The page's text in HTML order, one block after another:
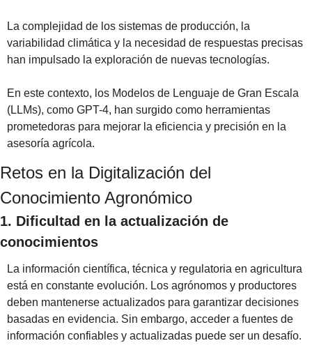
La complejidad de los sistemas de producción, la
variabilidad climática y la necesidad de respuestas precisas
han impulsado la exploración de nuevas tecnologías.
En este contexto, los Modelos de Lenguaje de Gran Escala
(LLMs), como GPT-4, han surgido como herramientas
prometedoras para mejorar la eficiencia y precisión en la
asesoría agrícola.
Retos en la Digitalización del
Conocimiento Agronómico
1. Dificultad en la actualización de
conocimientos
La información científica, técnica y regulatoria en agricultura
está en constante evolución. Los agrónomos y productores
deben mantenerse actualizados para garantizar decisiones
basadas en evidencia. Sin embargo, acceder a fuentes de
información confiables y actualizadas puede ser un desafío.